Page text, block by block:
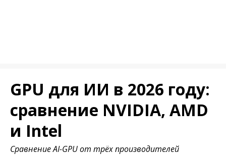
GPU для ИИ в 2026 году:
сравнение NVIDIA, AMD
и Intel
Сравнение AI-GPU от трёх производителей